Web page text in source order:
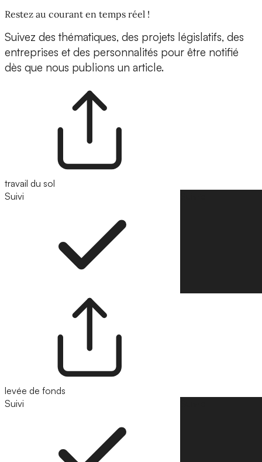
Restez au courant en temps réel !
Suivez des thématiques, des projets législatifs, des
entreprises et des personnalités pour être notifié
dès que nous publions un article.
travail du sol
Suivi
levée de fonds
Suivi